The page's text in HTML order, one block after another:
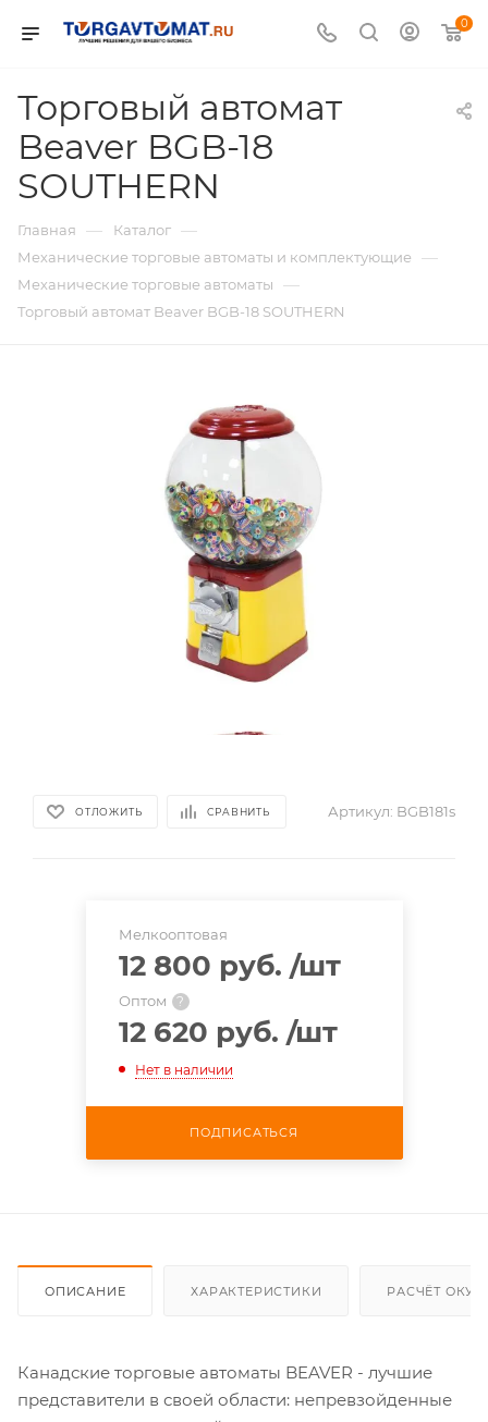
0
Торговый автомат
Beaver BGB-18
SOUTHERN
Главная — Каталог —
Механические торговые автоматы и комплектующие —
Механические торговые автоматы —
Торговый автомат Beaver BGB-18 SOUTHERN
ОТЛОЖИТЬ СРАВНИТЬ Артикул: BGB181s
Мелкооптовая
12 800 руб. /шт
Оптом ?
12 620 руб. /шт
Нет в наличии
ПОДПИСАТЬСЯ
ОПИСАНИЕ ХАРАКТЕРИСТИКИ РАСЧЁТ
Канадские торговые автоматы BEAVER - лучшие
представители в своей области: непревзойденные